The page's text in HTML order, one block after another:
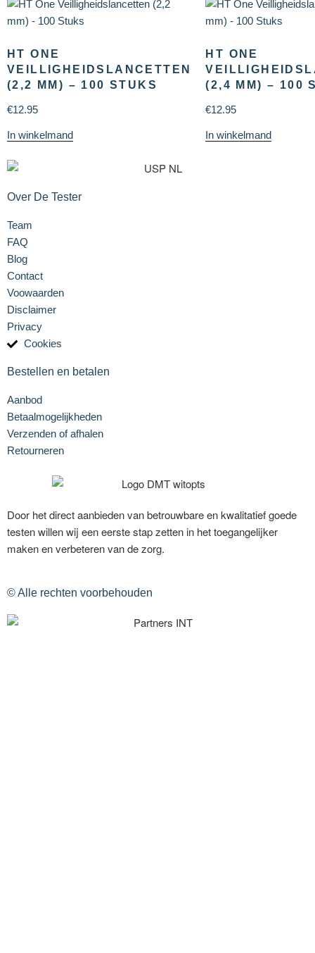
HT ONE
VEILLIGHEIDSLANCETTEN
(2,2 MM) – 100 STUKS
€12.95
In winkelmand
HT ONE
(2,4 MM) – 100
€12.95
In winkelmand
Over De Tester
Team
FAQ
Blog
Contact
Voowaarden
Disclaimer
Privacy
Cookies
Bestellen en betalen
Aanbod
Betaalmogelijkheden
Verzenden of afhalen
Retourneren
Door het direct aanbieden van betrouwbare en kwalitatief goede
testen willen wij een eerste stap zetten in het toegangelijker
maken en verbeteren van de zorg.
© Alle rechten voorbehouden